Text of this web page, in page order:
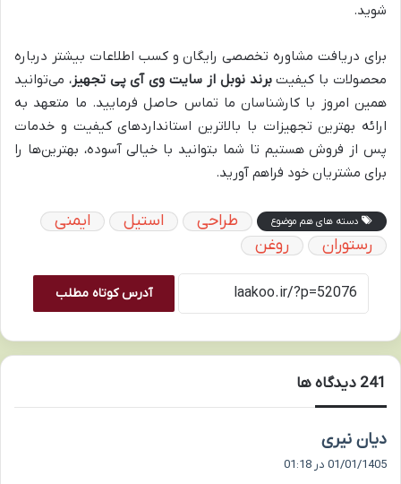
شوید.
برای دریافت مشاوره تخصصی رایگان و کسب اطلاعات بیشتر درباره
محصولات با کیفیتبرند نوبل از سایت وی آی پی تجهیز، می‌توانید
همین امروز با کارشناسان ما تماس حاصل فرمایید. ما متعهد به
ارائه بهترین تجهیزات با بالاترین استانداردهای کیفیت و خدمات
پس از فروش هستیم تا شما بتوانید با خیالی آسوده، بهترین‌ها را
برای مشتریان خود فراهم آورید.
دسته های هم موضوع طراحی استیل
ایمنی
رستوران
روغن
آدرس کوتاه مطلب
‫241 دیدگاه ها
دیان نیری
01/01/1405 در 01:18